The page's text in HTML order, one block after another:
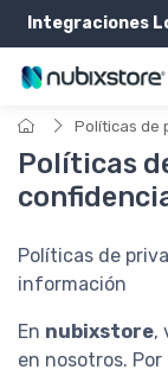
Integraciones
Políticas de
Políticas
Políticas de
información
En nubixstore,
en nosotros.